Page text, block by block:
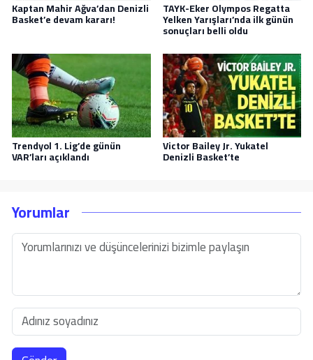
Kaptan Mahir Ağva’dan Denizli
Basket’e devam kararı!
TAYK-Eker Olympos Regatta
Yelken Yarışları’nda ilk günün
sonuçları belli oldu
Trendyol 1. Lig’de günün
VAR’ları açıklandı
Victor Bailey Jr. Yukatel
Denizli Basket’te
Yorumlar